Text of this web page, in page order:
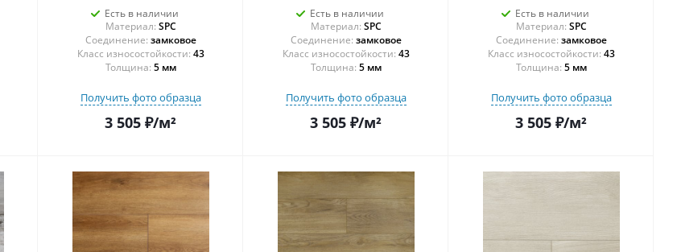
Есть в наличии
Материал: SPC
Соединение: замковое
43
Толщина: 5 мм
Получить фото образца
3 505 ₽/м²
Есть в наличии
Материал: SPC
Соединение: замковое
43
Толщина: 5 мм
Получить фото образца
3 505 ₽/м²
Есть в наличии
Материал: SPC
Соединение: замковое
43
Толщина: 5 мм
Получить фото образца
3 505 ₽/м²